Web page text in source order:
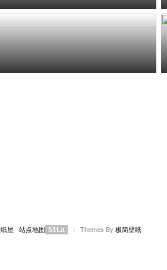
屋 站点地图 51La | Themes By 极简壁纸